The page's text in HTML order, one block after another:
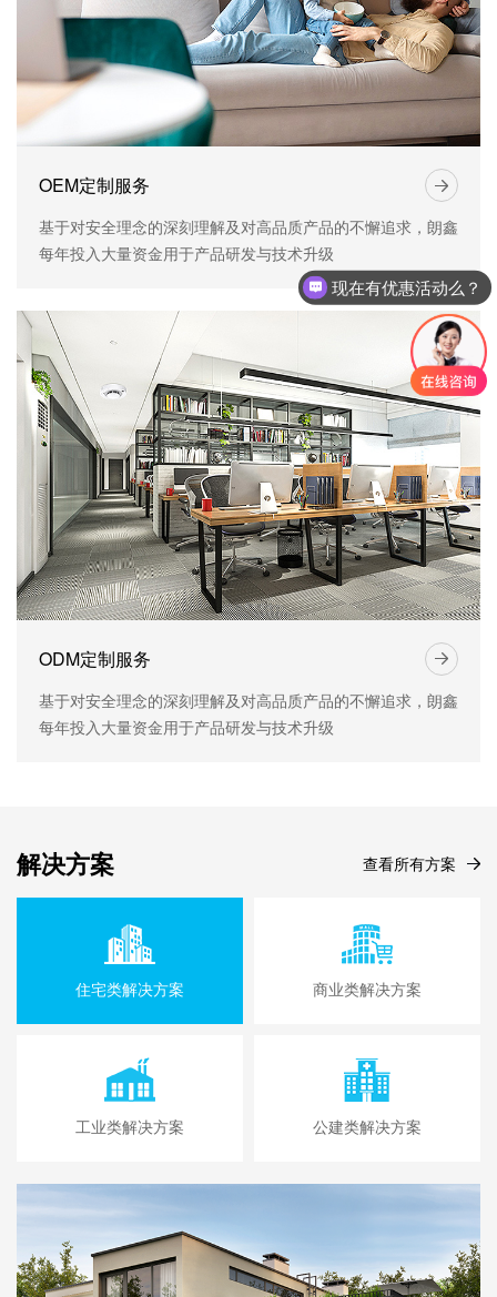
OEM定制服务
基于对安全理念的深刻理解及对高品质产品的不懈追求，朗鑫
每年投入大量资金用于产品研发与技术升级
ODM定制服务
基于对安全理念的深刻理解及对高品质产品的不懈追求，朗鑫
每年投入大量资金用于产品研发与技术升级
解决方案 查看所有方案
住宅类解决方案 商业类解决方案
工业类解决方案 公建类解决方案
现在有优惠活动么？